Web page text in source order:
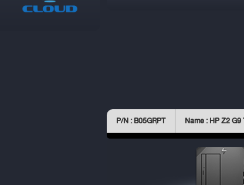
P/N : B05GRPT Name : HP Z2 G9